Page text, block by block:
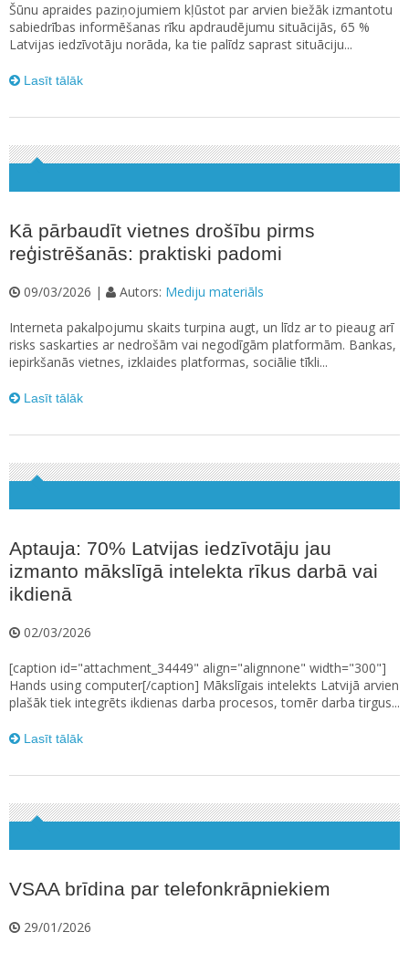
Šūnu apraides paziņojumiem kļūstot par arvien biežāk izmantotu
sabiedrības informēšanas rīku apdraudējumu situācijās, 65 %
Latvijas iedzīvotāju norāda, ka tie palīdz saprast situāciju...
Lasīt tālāk
Kā pārbaudīt vietnes drošību pirms
reģistrēšanās: praktiski padomi
09/03/2026 | Autors: Mediju materiāls
Interneta pakalpojumu skaits turpina augt, un līdz ar to pieaug arī
risks saskarties ar nedrošām vai negodīgām platformām. Bankas,
iepirkšanās vietnes, izklaides platformas, sociālie tīkli...
Lasīt tālāk
Aptauja: 70% Latvijas iedzīvotāju jau
izmanto mākslīgā intelekta rīkus darbā vai
ikdienā
02/03/2026
[caption id="attachment_34449" align="alignnone" width="300"]
Hands using computer[/caption] Mākslīgais intelekts Latvijā arvien
plašāk tiek integrēts ikdienas darba procesos, tomēr darba tirgus...
Lasīt tālāk
VSAA brīdina par telefonkrāpniekiem
29/01/2026